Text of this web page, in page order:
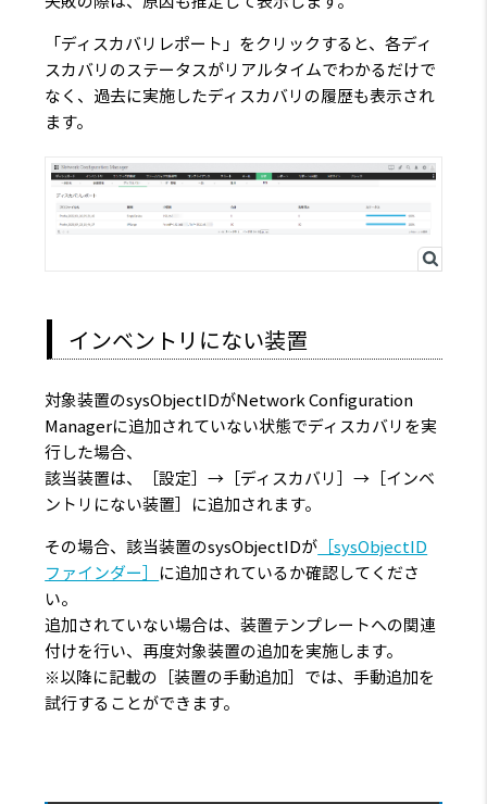
「ディスカバリレポート」をクリックすると、各ディ
スカバリのステータスがリアルタイムでわかるだけで
なく、過去に実施したディスカバリの履歴も表示され
ます。
インベントリにない装置
対象装置のsysObjectIDがNetwork Configuration
Managerに追加されていない状態でディスカバリを実
行した場合、
該当装置は、［設定］→［ディスカバリ］→［インベ
ントリにない装置］に追加されます。
その場合、該当装置のsysObjectIDが ［sysObjectID
ファインダー］ に追加されているか確認してくださ
い。
追加されていない場合は、装置テンプレートへの関連
付けを行い、再度対象装置の追加を実施します。
※以降に記載の［装置の手動追加］では、手動追加を
試行することができます。